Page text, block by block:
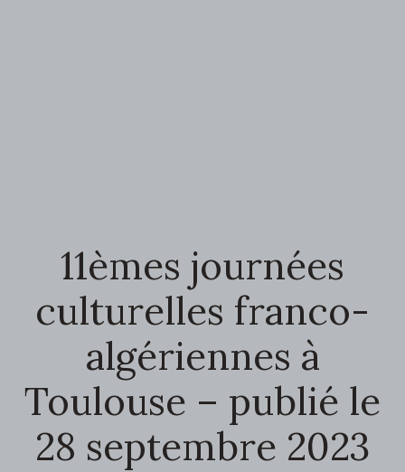
11èmes journées
culturelles franco-
algériennes à
Toulouse – publié le
28 septembre 2023